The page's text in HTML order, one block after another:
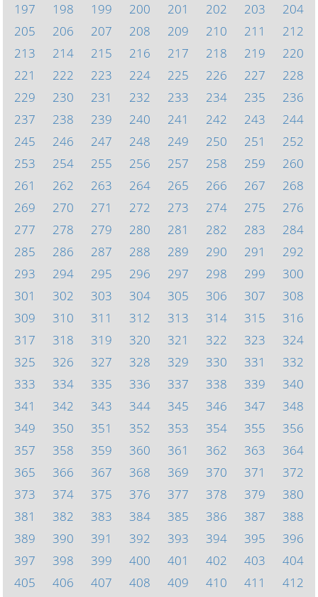
197
198 199 200 201 202 203
204
205
206 207 208 209 210 211
212
213
214 215 216 217 218 219
220
221
222 223 224 225 226 227
228
229
230 231 232 233 234 235
236
237
238 239 240 241 242 243
244
245
246 247 248 249 250 251
252
253
254 255 256 257 258 259
260
261
262 263 264 265 266 267
268
269
270 271 272 273 274 275
276
277
278 279 280 281 282 283
284
285
286 287 288 289 290 291
292
293
294 295 296 297 298 299
300
301
302 303 304 305 306 307
308
309
310 311 312 313 314 315
316
317
318 319 320 321 322 323
324
325
326 327 328 329 330 331
332
333
334 335 336 337 338 339
340
341
342 343 344 345 346 347
348
349
350 351 352 353 354 355
356
357
358 359 360 361 362 363
364
365
366 367 368 369 370 371
372
373
374 375 376 377 378 379
380
381
382 383 384 385 386 387
388
389
390 391 392 393 394 395
396
397
398 399 400 401 402 403
404
405
406 407 408 409 410 411
412